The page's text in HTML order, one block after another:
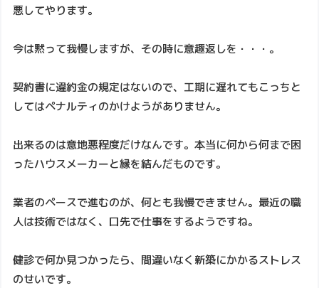
悪してやります。
今は黙って我慢しますが、その時に意趣返しを・・・。
契約書に違約金の規定はないので、工期に遅れてもこっちと
してはペナルティのかけようがありません。
出来るのは意地悪程度だけなんです。本当に何から何まで困
ったハウスメーカーと縁を結んだものです。
業者のペースで進むのが、何とも我慢できません。最近の職
人は技術ではなく、口先で仕事をするようですね。
健診で何か見つかったら、間違いなく新築にかかるストレス
のせいです。